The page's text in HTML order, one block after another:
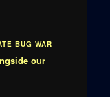
BUG WAR
our